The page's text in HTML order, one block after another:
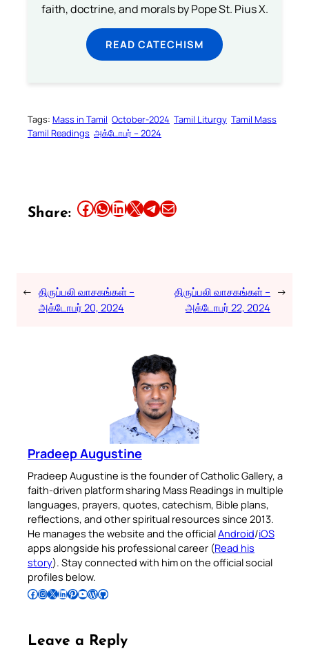
faith, doctrine, and morals by Pope St. Pius X.
READ CATECHISM
Tags: Mass in Tamil October-2024 Tamil Liturgy Tamil Mass
Tamil Readings அக்டோபர் – 2024
Share: Share this article on Facebook Share this article on WhatsApp Share this article on LinkedIn Share this article on X Share this article on TelegramEmail this Article
← திருப்பலி வாசகங்கள் –
அக்டோபர் 20, 2024
திருப்பலி வாசகங்கள் –
அக்டோபர் 22, 2024
→
Pradeep Augustine
Pradeep Augustine is the founder of Catholic Gallery, a
faith-driven platform sharing Mass Readings in multiple
languages, prayers, quotes, catechism, Bible plans,
reflections, and other spiritual resources since 2013.
He manages the website and the officialAndroid/iOS
apps alongside his professional career (Read his
story). Stay connected with him on the official social
profiles below.
Follow Pradeep on Facebook Follow Pradeep on InstagramFollow Pradeep on X Follow Pradeep on LinkedIn Follow Pradeep on Pinterest Subscribe to Pradeep’s Youtube Channel Follow Pradeep on WordPress Follow Pradeep on GitHub
Leave a Reply